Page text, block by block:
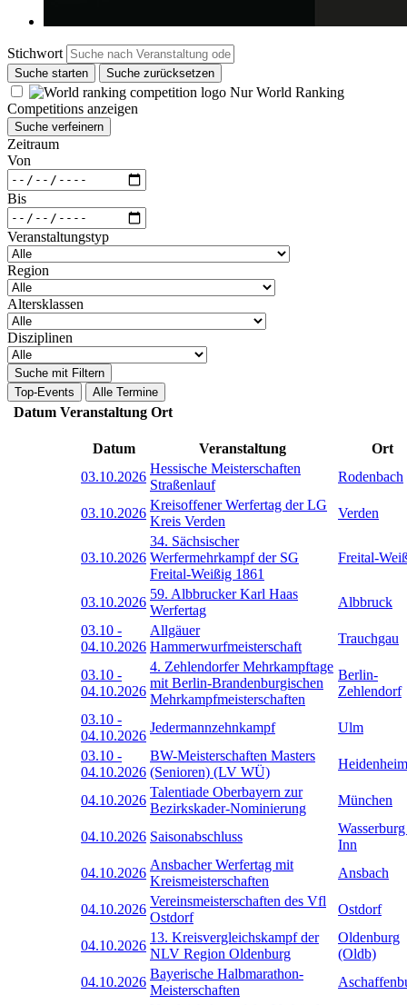
Stichwort
Suche starten Suche zurücksetzen
Nur World Ranking
Competitions anzeigen
Suche verfeinern
Zeitraum
Von
Bis
Veranstaltungstyp
Region
Altersklassen
Disziplinen
Suche mit Filtern
Top-Events
Alle Termine
Datum Veranstaltung Ort
Datum Veranstaltung
Ort
03.10.2026
Hessische Meisterschaften
Straßenlauf
Rodenbach
03.10.2026
Kreisoffener Werfertag der LG
Kreis Verden
Verden
03.10.2026
34. Sächsischer
Werfermehrkampf der SG
Freital-Weißig 1861
Freital-
03.10.2026
59. Albbrucker Karl Haas
Werfertag
Albbruck
03.10 -
04.10.2026
Allgäuer
Hammerwurfmeisterschaft
Trauchgau
03.10 -
04.10.2026
4. Zehlendorfer Mehrkampftage
mit Berlin-Brandenburgischen
Mehrkampfmeisterschaften
Berlin-
Zehlendorf
03.10 -
04.10.2026
Jedermannzehnkampf
Ulm
03.10 -
04.10.2026
BW-Meisterschaften Masters
(Senioren) (LV WÜ)
Heidenheim
04.10.2026
Talentiade Oberbayern zur
Bezirkskader-Nominierung
München
04.10.2026 Saisonabschluss
Inn
04.10.2026
Ansbacher Werfertag mit
Kreismeisterschaften
Ansbach
04.10.2026
Vereinsmeisterschaften des Vfl
Ostdorf
Ostdorf
04.10.2026
13. Kreisvergleichskampf der
NLV Region Oldenburg
Oldenburg
(Oldb)
04.10.2026
Bayerische Halbmarathon-
Meisterschaften